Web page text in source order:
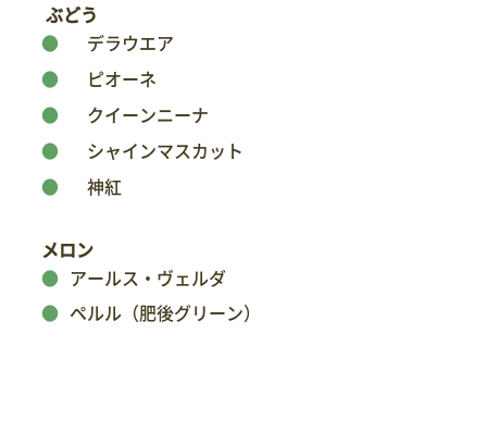
ぶどう
デラウエア
ピオーネ
クイーンニーナ
シャインマスカット
神紅
メロン
アールス・ヴェルダ
ペルル（肥後グリーン）